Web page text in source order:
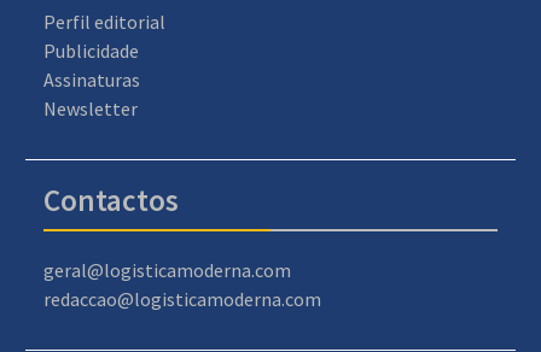
Perfil editorial
Publicidade
Assinaturas
Newsletter
Contactos
geral@logisticamoderna.com
redaccao@logisticamoderna.com